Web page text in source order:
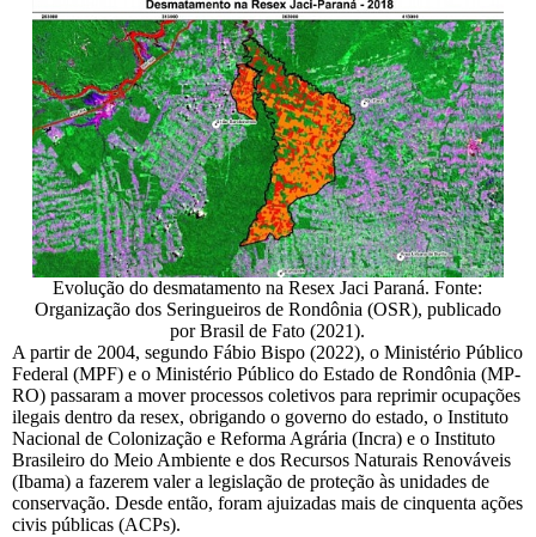
Evolução do desmatamento na Resex Jaci Paraná. Fonte:
Organização dos Seringueiros de Rondônia (OSR), publicado
por Brasil de Fato (2021).
A partir de 2004, segundo Fábio Bispo (2022), o Ministério Público
Federal (MPF) e o Ministério Público do Estado de Rondônia (MP-
RO) passaram a mover processos coletivos para reprimir ocupações
ilegais dentro da resex, obrigando o governo do estado, o Instituto
Nacional de Colonização e Reforma Agrária (Incra) e o Instituto
Brasileiro do Meio Ambiente e dos Recursos Naturais Renováveis
(Ibama) a fazerem valer a legislação de proteção às unidades de
conservação. Desde então, foram ajuizadas mais de cinquenta ações
civis públicas (ACPs).